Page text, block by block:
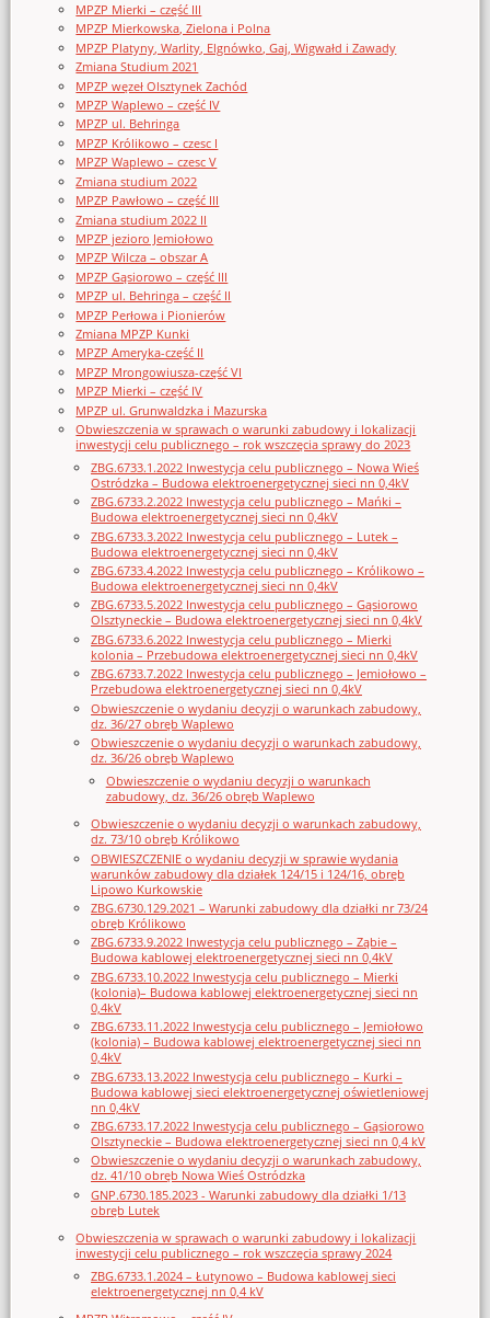
MPZP Mierki – część III
MPZP Mierkowska, Zielona i Polna
MPZP Platyny, Warlity, Elgnówko, Gaj, Wigwałd i Zawady
Zmiana Studium 2021
MPZP węzeł Olsztynek Zachód
MPZP Waplewo – część IV
MPZP ul. Behringa
MPZP Królikowo – czesc I
MPZP Waplewo – czesc V
Zmiana studium 2022
MPZP Pawłowo – część III
Zmiana studium 2022 II
MPZP jezioro Jemiołowo
MPZP Wilcza – obszar A
MPZP Gąsiorowo – część III
MPZP ul. Behringa – część II
MPZP Perłowa i Pionierów
Zmiana MPZP Kunki
MPZP Ameryka-część II
MPZP Mrongowiusza-część VI
MPZP Mierki – część IV
MPZP ul. Grunwaldzka i Mazurska
Obwieszczenia w sprawach o warunki zabudowy i lokalizacji
inwestycji celu publicznego – rok wszczęcia sprawy do 2023
ZBG.6733.1.2022 Inwestycja celu publicznego – Nowa Wieś
Ostródzka – Budowa elektroenergetycznej sieci nn 0,4kV
ZBG.6733.2.2022 Inwestycja celu publicznego – Mańki –
Budowa elektroenergetycznej sieci nn 0,4kV
ZBG.6733.3.2022 Inwestycja celu publicznego – Lutek –
Budowa elektroenergetycznej sieci nn 0,4kV
ZBG.6733.4.2022 Inwestycja celu publicznego – Królikowo –
Budowa elektroenergetycznej sieci nn 0,4kV
ZBG.6733.5.2022 Inwestycja celu publicznego – Gąsiorowo
Olsztyneckie – Budowa elektroenergetycznej sieci nn 0,4kV
ZBG.6733.6.2022 Inwestycja celu publicznego – Mierki
kolonia – Przebudowa elektroenergetycznej sieci nn 0,4kV
ZBG.6733.7.2022 Inwestycja celu publicznego – Jemiołowo –
Przebudowa elektroenergetycznej sieci nn 0,4kV
Obwieszczenie o wydaniu decyzji o warunkach zabudowy,
dz. 36/27 obręb Waplewo
Obwieszczenie o wydaniu decyzji o warunkach zabudowy,
dz. 36/26 obręb Waplewo
Obwieszczenie o wydaniu decyzji o warunkach
zabudowy, dz. 36/26 obręb Waplewo
Obwieszczenie o wydaniu decyzji o warunkach zabudowy,
dz. 73/10 obręb Królikowo
OBWIESZCZENIE o wydaniu decyzji w sprawie wydania
warunków zabudowy dla działek 124/15 i 124/16, obręb
Lipowo Kurkowskie
ZBG.6730.129.2021 – Warunki zabudowy dla działki nr 73/24
obręb Królikowo
ZBG.6733.9.2022 Inwestycja celu publicznego – Ząbie –
Budowa kablowej elektroenergetycznej sieci nn 0,4kV
ZBG.6733.10.2022 Inwestycja celu publicznego – Mierki
(kolonia)– Budowa kablowej elektroenergetycznej sieci nn
0,4kV
ZBG.6733.11.2022 Inwestycja celu publicznego – Jemiołowo
(kolonia) – Budowa kablowej elektroenergetycznej sieci nn
0,4kV
ZBG.6733.13.2022 Inwestycja celu publicznego – Kurki –
Budowa kablowej sieci elektroenergetycznej oświetleniowej
nn 0,4kV
ZBG.6733.17.2022 Inwestycja celu publicznego – Gąsiorowo
Olsztyneckie – Budowa elektroenergetycznej sieci nn 0,4 kV
Obwieszczenie o wydaniu decyzji o warunkach zabudowy,
dz. 41/10 obręb Nowa Wieś Ostródzka
GNP.6730.185.2023 - Warunki zabudowy dla działki 1/13
obręb Lutek
Obwieszczenia w sprawach o warunki zabudowy i lokalizacji
inwestycji celu publicznego – rok wszczęcia sprawy 2024
ZBG.6733.1.2024 – Łutynowo – Budowa kablowej sieci
elektroenergetycznej nn 0,4 kV